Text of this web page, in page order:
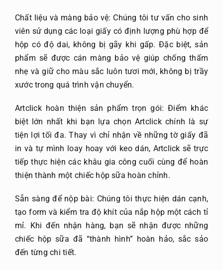
Chất liệu và màng bảo vệ: Chúng tôi tư vấn cho sinh
viên sử dụng các loại giấy có định lượng phù hợp để
hộp có độ dai, không bị gãy khi gấp. Đặc biệt, sản
phẩm sẽ được cán màng bảo vệ giúp chống thấm
nhẹ và giữ cho màu sắc luôn tươi mới, không bị trầy
xước trong quá trình vận chuyển.
Artclick hoàn thiện sản phẩm trọn gói: Điểm khác
biệt lớn nhất khi bạn lựa chọn Artclick chính là sự
tiện lợi tối đa. Thay vì chỉ nhận về những tờ giấy đã
in và tự mình loay hoay với keo dán, Artclick sẽ trực
tiếp thực hiện các khâu gia công cuối cùng để hoàn
thiện thành một chiếc hộp sữa hoàn chỉnh.
Sẵn sàng để nộp bài: Chúng tôi thực hiện dán cạnh,
tạo form và kiểm tra độ khít của nắp hộp một cách tỉ
mỉ. Khi đến nhận hàng, bạn sẽ nhận được những
chiếc hộp sữa đã “thành hình” hoàn hảo, sắc sảo
đến từng chi tiết.